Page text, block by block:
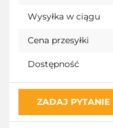
Wysyłka w ciągu
Cena przesyłki
Dostępność
ZADAJ PYTANIE